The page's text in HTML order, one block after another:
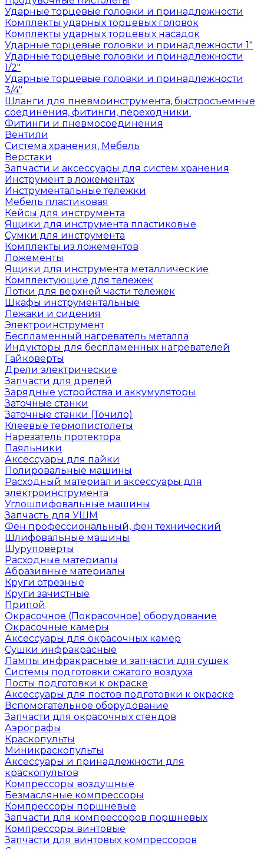
Ударные торцевые головки и принадлежности
Комплекты ударных торцевых головок
Комплекты ударных торцевых насадок
Ударные торцевые головки и принадлежности 1"
Ударные торцевые головки и принадлежности
1/2"
Ударные торцевые головки и принадлежности
3/4"
Шланги для пневмоинструмента, быстросъемные
соединения, фитинги, переходники.
Фитинги и пневмосоединения
Вентили
Система хранения, Мебель
Верстаки
Запчасти и аксессуары для систем хранения
Инструмент в ложементах
Инструментальные тележки
Мебель пластиковая
Кейсы для инструмента
Ящики для инструмента пластиковые
Сумки для инструмента
Комплекты из ложементов
Ложементы
Ящики для инструмента металлические
Комплектующие для тележек
Лотки для верхней части тележек
Шкафы инструментальные
Лежаки и сидения
Электроинструмент
Беспламенный нагреватель металла
Индукторы для беспламенных нагревателей
Гайковерты
Дрели электрические
Запчасти для дрелей
Зарядные устройства и аккумуляторы
Заточные станки
Заточные станки (Точило)
Клеевые термопистолеты
Нарезатель протектора
Паяльники
Аксессуары для пайки
Полировальные машины
Расходный материал и аксессуары для
электроинструмента
Углошлифовальные машины
Запчасть для УШМ
Фен профессиональный, фен технический
Шлифовальные машины
Шуруповерты
Расходные материалы
Абразивные материалы
Круги отрезные
Круги зачистные
Припой
Окрасочное (Покрасочное) оборудование
Окрасочные камеры
Аксессуары для окрасочных камер
Сушки инфракрасные
Лампы инфракрасные и запчасти для сушек
Системы подготовки сжатого воздуха
Посты подготовки к окраске
Аксессуары для постов подготовки к окраске
Вспомогательное оборудование
Запчасти для окрасочных стендов
Аэрографы
Краскопульты
Миникраскопульты
Аксессуары и принадлежности для
краскопультов
Компрессоры воздушные
Безмасляные компрессоры
Компрессоры поршневые
Запчасти для компрессоров поршневых
Компрессоры винтовые
Запчасти для винтовых компрессоров